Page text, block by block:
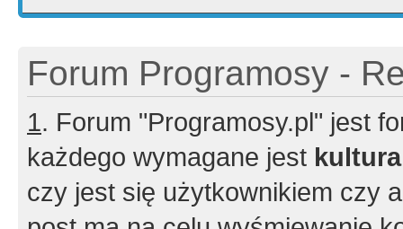
Forum Programosy -
1. Forum "Programosy.pl" jest
każdego wymagane jest
czy jest się użytkownikiem czy